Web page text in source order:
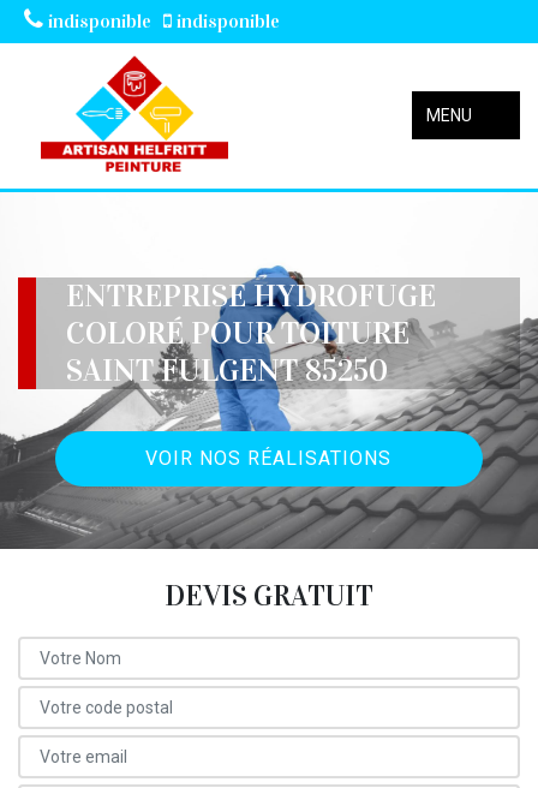
indisponible indisponible
MENU
ENTREPRISE HYDROFUGE
COLORÉ POUR TOITURE
SAINT FULGENT 85250
VOIR NOS RÉALISATIONS
DEVIS GRATUIT